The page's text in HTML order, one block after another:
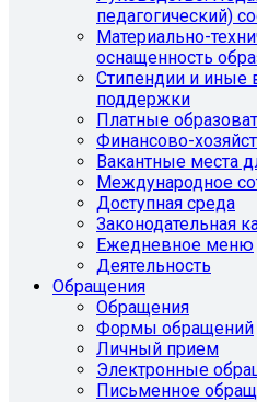
педагогический)
Материально-
оснащенность
Стипендии и иные
поддержки
Платные
Финансово-
Вакантные места
Международное
Доступная среда
Законодательная
Ежедневное меню
Деятельность
Обращения
Обращения
Формы обращений
Личный прием
Электронные
Письменное